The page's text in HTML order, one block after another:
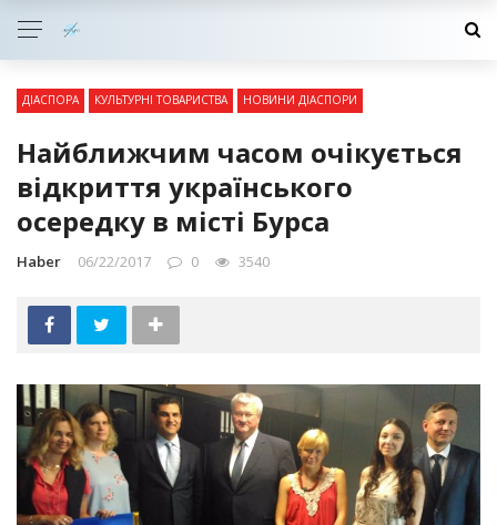
ДІАСПОРА КУЛЬТУРНІ ТОВАРИСТВА НОВИНИ ДІАСПОРИ
Найближчим часом очікується
відкриття українського
осередку в місті Бурса
Haber 06/22/2017 0 3540